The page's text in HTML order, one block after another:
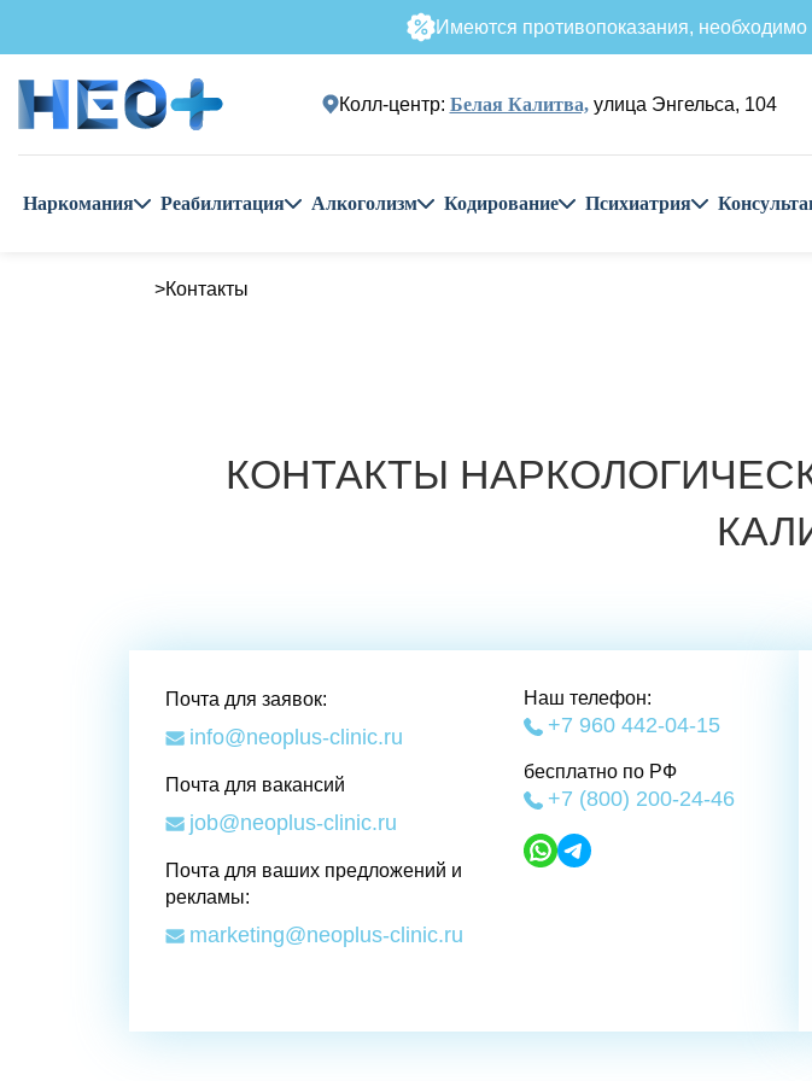
Имеются противопоказания, необходимо
Колл-центр: Белая Калитва, улица Энгельса, 104
Наркомания Реабилитация Алкоголизм Кодирование Психиатрия
Контакты
КОНТАКТЫ
Почта для заявок:
info@neoplus-clinic.ru
Почта для вакансий
job@neoplus-clinic.ru
Почта для ваших предложений и
рекламы:
marketing@neoplus-clinic.ru
Наш телефон:
+7 960 442-04-15
бесплатно по РФ
+7 (800) 200-24-46